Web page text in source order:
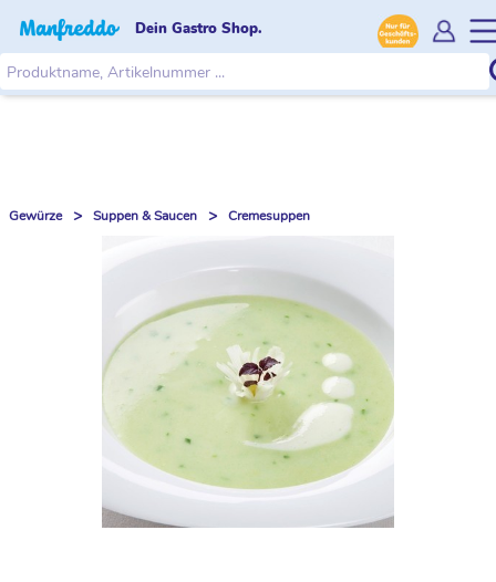
Dein Gastro Shop.
Gewürze > Suppen & Saucen > Cremesuppen